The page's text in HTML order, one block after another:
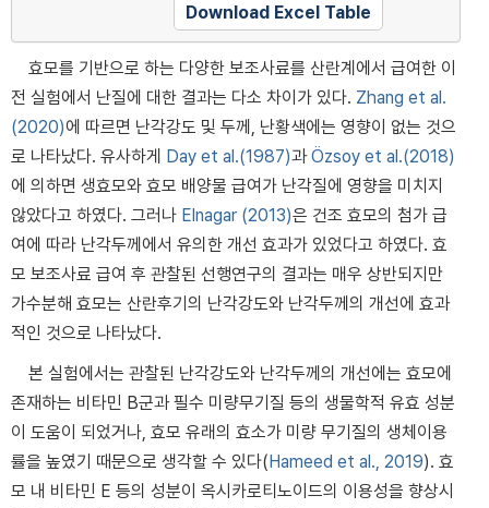
Download Excel Table
효모를 기반으로 하는 다양한 보조사료를 산란계에서 급여한 이
전 실험에서 난질에 대한 결과는 다소 차이가 있다. Zhang et al.
(2020)에 따르면 난각강도 및 두께, 난황색에는 영향이 없는 것으
로 나타났다. 유사하게 Day et al.(1987)과Özsoy et al.(2018)
에 의하면 생효모와 효모 배양물 급여가 난각질에 영향을 미치지
않았다고 하였다. 그러나 Elnagar (2013)은 건조 효모의 첨가 급
여에 따라 난각두께에서 유의한 개선 효과가 있었다고 하였다. 효
모 보조사료 급여 후 관찰된 선행연구의 결과는 매우 상반되지만
가수분해 효모는 산란후기의 난각강도와 난각두께의 개선에 효과
적인 것으로 나타났다.
본 실험에서는 관찰된 난각강도와 난각두께의 개선에는 효모에
존재하는 비타민 B군과 필수 미량무기질 등의 생물학적 유효 성분
이 도움이 되었거나, 효모 유래의 효소가 미량 무기질의 생체이용
률을 높였기 때문으로 생각할 수 있다(Hameed et al., 2019). 효
모 내 비타민 E 등의 성분이 옥시카로티노이드의 이용성을 향상시